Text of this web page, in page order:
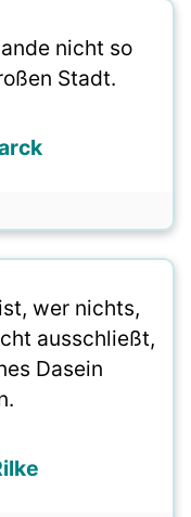
nicht so
Stadt.
wer nichts,
ausschließt,
Dasein